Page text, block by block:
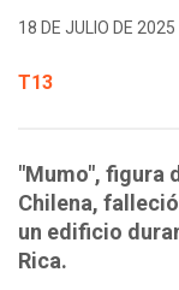
18 DE JULIO DE 2025
T13
"Mumo", figura
Chilena,
un edificio
Rica.